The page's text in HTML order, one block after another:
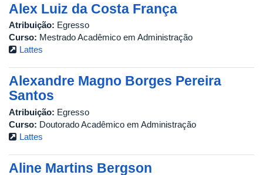
Alex Luiz da Costa França
Atribuição: Egresso
Curso: Mestrado Acadêmico em Administração
Lattes
Alexandre Magno Borges Pereira
Santos
Atribuição: Egresso
Curso: Doutorado Acadêmico em Administração
Lattes
Aline Martins Bergson